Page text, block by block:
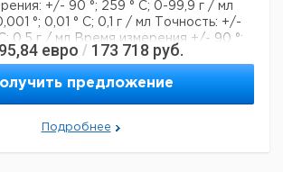
+/- 90 °; 259 ° С; 0-99,9 г / мл
°; 0,01 ° С; 0,1 г / мл
Точность: +/-
0,5 г / мл Время измерения +/- 90 °:
волны: 589 нмТемпература
° CТемпература точность: +/- 0,2
Автоматическая (управляемая меню)
'' 320x240 пикселейОперация:
Хранилище данных: 999
RS-232, USB, Ethernet
90-250 В; 50/60 ГцПодача
евро / 173 718 руб.
предложение
Подробнее